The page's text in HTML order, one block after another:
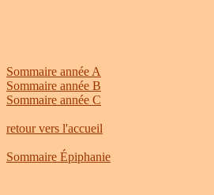
Sommaire année A
Sommaire année B
Sommaire année C
retour vers l'accueil
Sommaire Épiphanie